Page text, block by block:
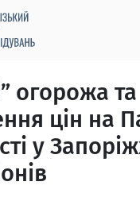
огорожа
цін на
у